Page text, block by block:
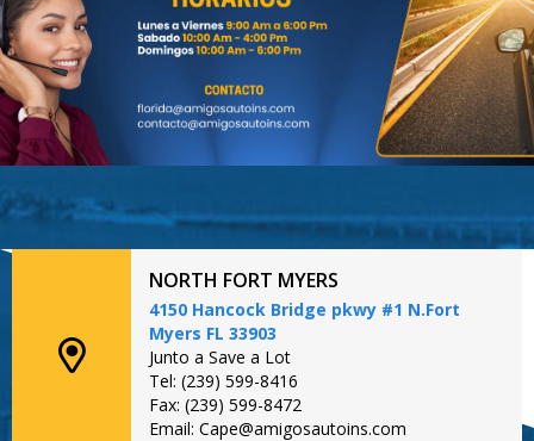
NORTH FORT MYERS
4150 Hancock Bridge pkwy #1 N.Fort
Myers FL 33903
Junto a Save a Lot
Tel: (239) 599-8416
Fax: (239) 599-8472
Email: Cape@amigosautoins.com